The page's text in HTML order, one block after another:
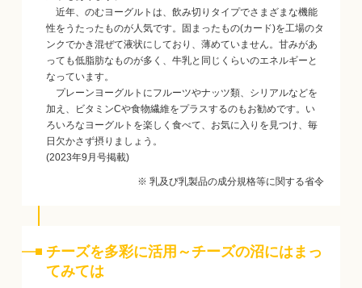
近年、のむヨーグルトは、飲み切りタイプでさまざまな機能
性をうたったものが人気です。固まったもの(カード)を工場のタ
ンクでかき混ぜて液状にしており、薄めていません。甘みがあ
っても低脂肪なものが多く、牛乳と同じくらいのエネルギーと
なっています。
プレーンヨーグルトにフルーツやナッツ類、シリアルなどを
加え、ビタミンCや食物繊維をプラスするのもお勧めです。い
ろいろなヨーグルトを楽しく食べて、お気に入りを見つけ、毎
日欠かさず摂りましょう。
(2023年9月号掲載)
※ 乳及び乳製品の成分規格等に関する省令
チーズを多彩に活用～チーズの沼にはまっ
てみては